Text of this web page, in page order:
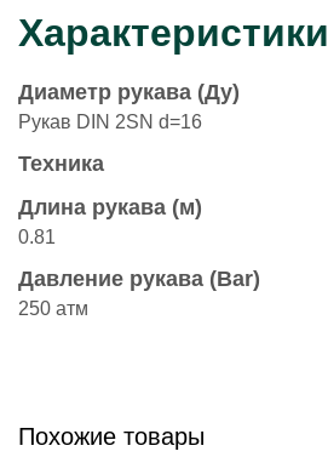
Характеристики
Диаметр рукава (Ду)
Рукав DIN 2SN d=16
Техника
Длина рукава (м)
0.81
Давление рукава (Bar)
250 атм
Похожие товары